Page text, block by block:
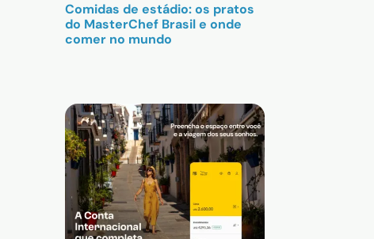
Comidas de estádio: os pratos
do MasterChef Brasil e onde
comer no mundo